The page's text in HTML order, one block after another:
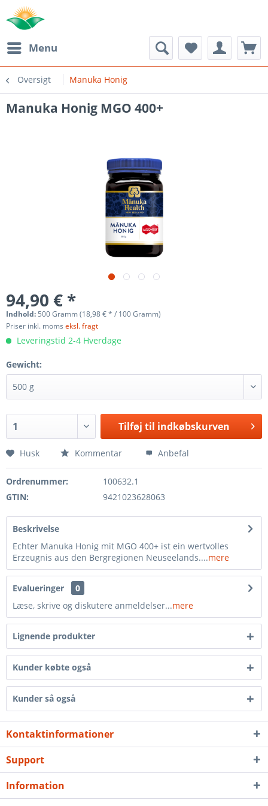
Menu
Oversigt Manuka Honig
Manuka Honig MGO 400+
94,90 € *
Indhold: 500 Gramm (18,98 € * / 100 Gramm)
Priser inkl. moms eksl. fragt
Leveringstid 2-4 Hverdage
Gewicht:
Tilføj til indkøbskurven
Husk Kommentar Anbefal
Ordrenummer:
100632.1
GTIN:
9421023628063
Beskrivelse
Echter Manuka Honig mit MGO 400+ ist ein wertvolles
Erzeugnis aus den Bergregionen Neuseelands....mere
Evalueringer
0
Læse, skrive og diskutere anmeldelser...mere
Lignende produkter
Kunder købte også
Kunder så også
Kontaktinformationer
Support
Information